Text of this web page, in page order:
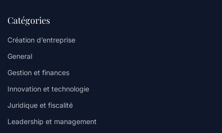
Catégories
Création d’entreprise
General
Gestion et finances
Innovation et technologie
Juridique et fiscalité
Leadership et management